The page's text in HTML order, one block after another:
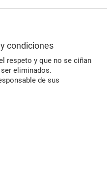
condiciones
respeto y que no se ciñan
eliminados.
de sus